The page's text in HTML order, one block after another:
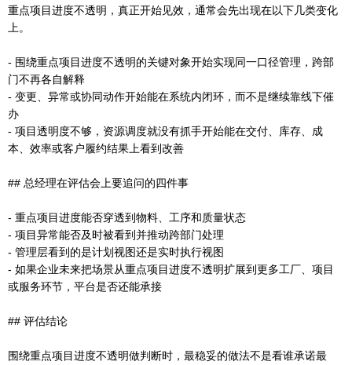
重点项目进度不透明，真正开始见效，通常会先出现在以下几类变化
上。
- 围绕重点项目进度不透明的关键对象开始实现同一口径管理，跨部
门不再各自解释
- 变更、异常或协同动作开始能在系统内闭环，而不是继续靠线下催
办
- 项目透明度不够，资源调度就没有抓手开始能在交付、库存、成
本、效率或客户履约结果上看到改善
## 总经理在评估会上要追问的四件事
- 重点项目进度能否穿透到物料、工序和质量状态
- 项目异常能否及时被看到并推动跨部门处理
- 管理层看到的是计划视图还是实时执行视图
- 如果企业未来把场景从重点项目进度不透明扩展到更多工厂、项目
或服务环节，平台是否还能承接
## 评估结论
围绕重点项目进度不透明做判断时，最稳妥的做法不是看谁承诺最